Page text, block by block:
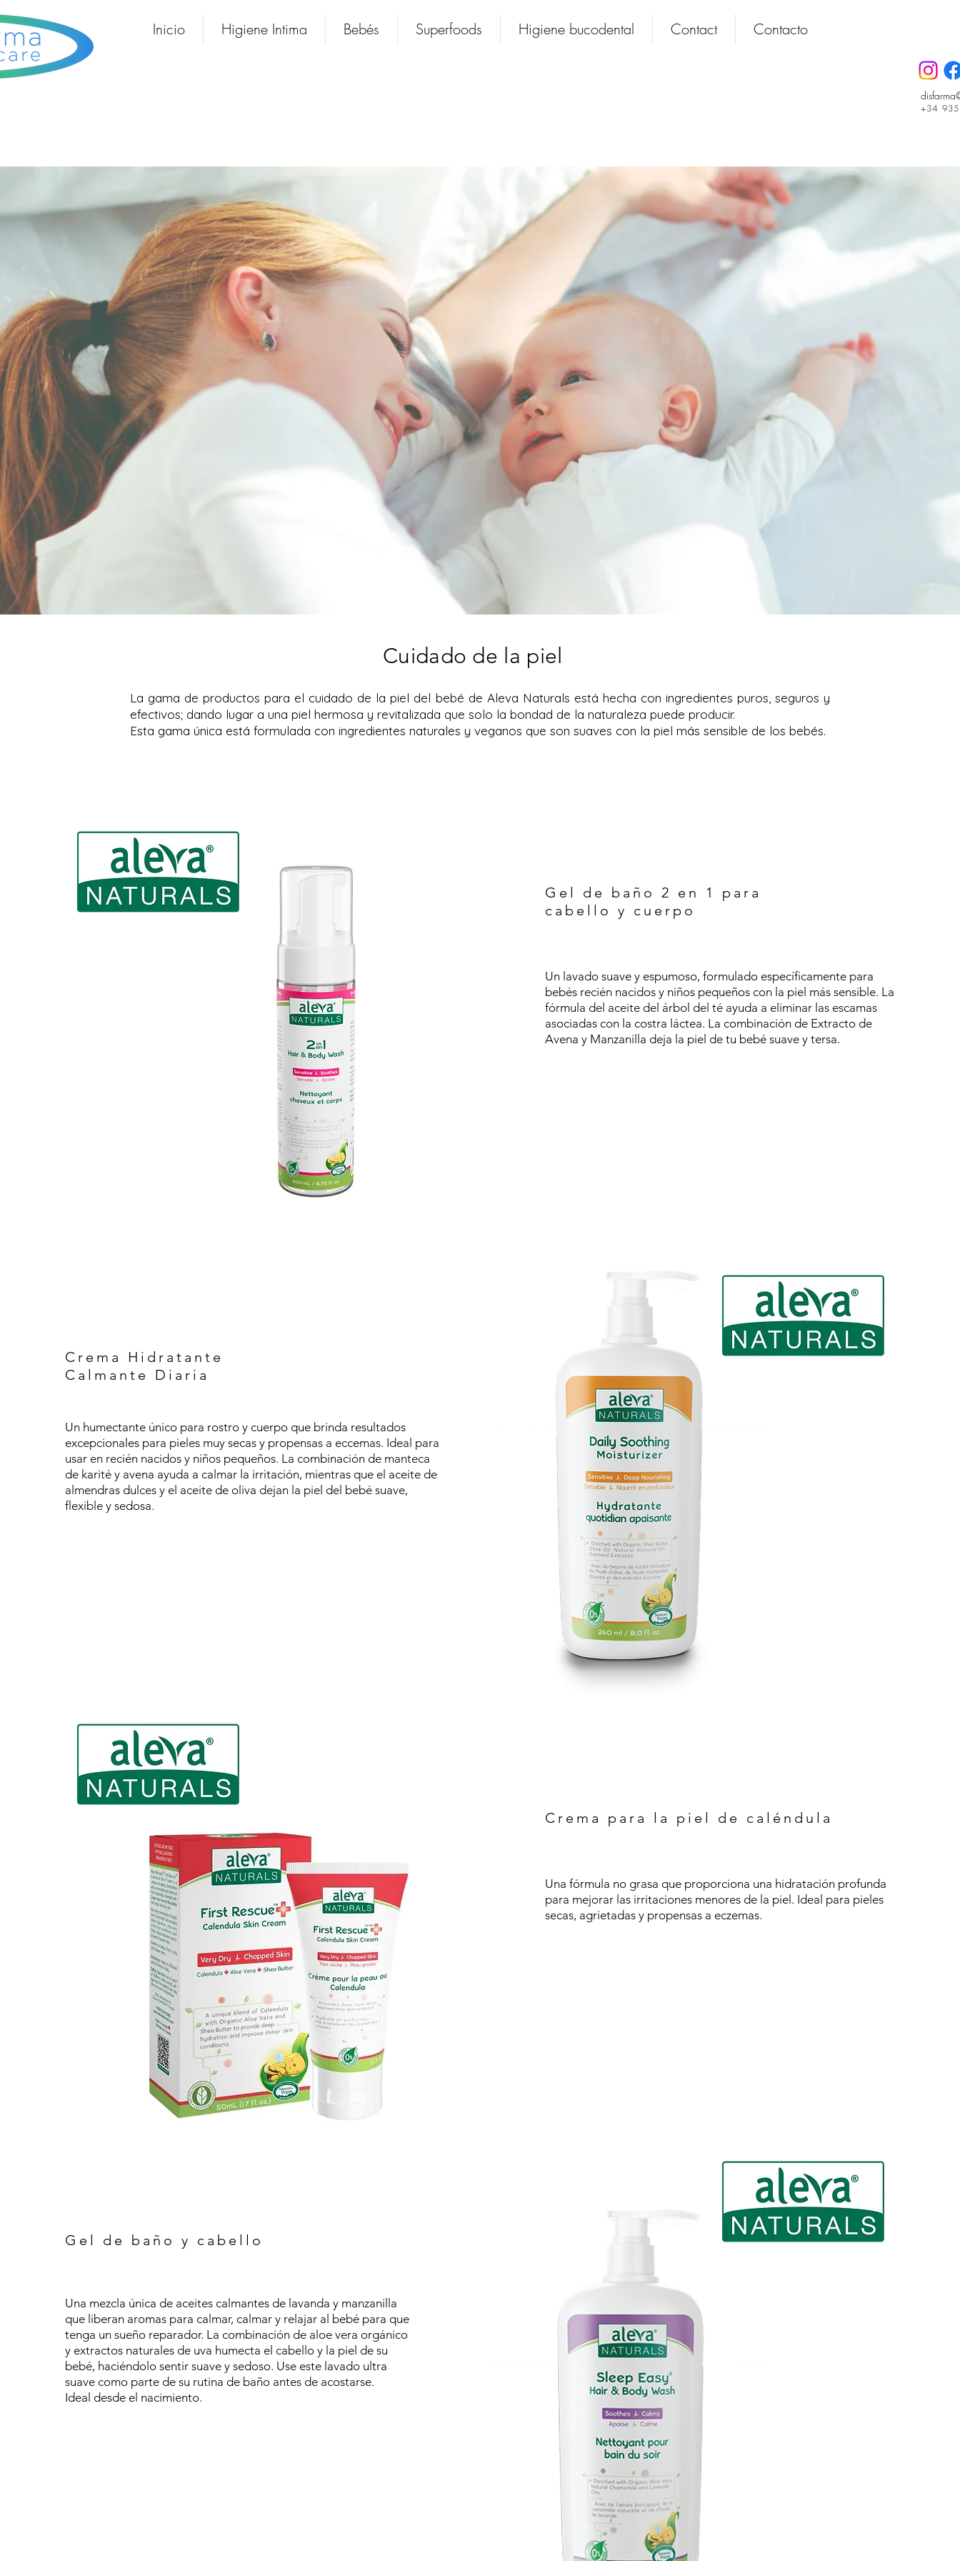
Inicio Higiene Intima Bebés Superfoods Higiene bucodental Contact Contacto
+34
Cuidado de la piel
La gama de productos para el cuidado de la piel del bebé de Aleva Naturals está hecha con ingredientes puros, seguros y
efectivos; dando lugar a una piel hermosa y revitalizada que solo la bondad de la naturaleza puede producir.
Esta gama única está formulada con ingredientes naturales y veganos que son suaves con la piel más sensible de los bebés.
Gel de baño 2 en 1 para
cabello y cuerpo
Un lavado suave y espumoso, formulado específicamente para
bebés recién nacidos y niños pequeños con la piel más sensible. La
fórmula del aceite del árbol del té ayuda a eliminar las escamas
asociadas con la costra láctea. La combinación de Extracto de
Avena y Manzanilla deja la piel de tu bebé suave y tersa.
Crema Hidratante
Calmante Diaria
Un humectante único para rostro y cuerpo que brinda resultados
excepcionales para pieles muy secas y propensas a eccemas. Ideal para
usar en recién nacidos y niños pequeños. La combinación de manteca
de karité y avena ayuda a calmar la irritación, mientras que el aceite de
almendras dulces y el aceite de oliva dejan la piel del bebé suave,
flexible y sedosa.
Crema para la piel de caléndula
Una fórmula no grasa que proporciona una hidratación profunda
para mejorar las irritaciones menores de la piel. Ideal para pieles
secas, agrietadas y propensas a eczemas.
Gel de baño y cabello
Una mezcla única de aceites calmantes de lavanda y manzanilla
que liberan aromas para calmar, calmar y relajar al bebé para que
tenga un sueño reparador. La combinación de aloe vera orgánico
y extractos naturales de uva humecta el cabello y la piel de su
bebé, haciéndolo sentir suave y sedoso. Use este lavado ultra
suave como parte de su rutina de baño antes de acostarse.
Ideal desde el nacimiento.